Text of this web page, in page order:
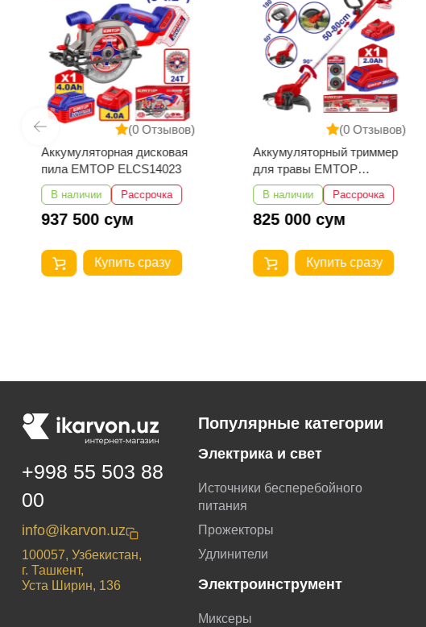
(0 Отзывов)
Аккумуляторная дисковая
пила EMTOP ELCS14023
В наличии Рассрочка
937 500 сум
Купить сразу
(0 Отзывов)
Аккумуляторный триммер
для травы EMTOP
ELGT203285
В наличии Рассрочка
825 000 сум
Купить сразу
+998 55 503 88
00
info@ikarvon.uz
100057, Узбекистан,
г. Ташкент,
Уста Ширин, 136
Популярные категории
Электрика и свет
Источники бесперебойного
питания
Прожекторы
Удлинители
Электроинструмент
Миксеры